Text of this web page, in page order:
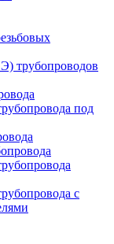
трубопроводов
под
с